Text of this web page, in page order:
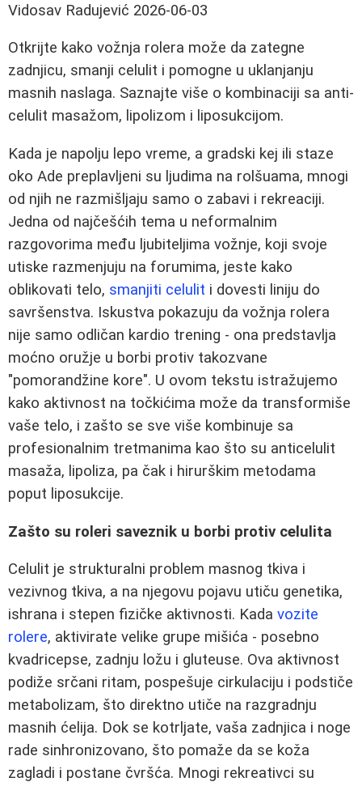
Vidosav Radujević 2026-06-03
Otkrijte kako vožnja rolera može da zategne
zadnjicu, smanji celulit i pomogne u uklanjanju
masnih naslaga. Saznajte više o kombinaciji sa anti-
celulit masažom, lipolizom i liposukcijom.
Kada je napolju lepo vreme, a gradski kej ili staze
oko Ade preplavljeni su ljudima na rolšuama, mnogi
od njih ne razmišljaju samo o zabavi i rekreaciji.
Jedna od najčešćih tema u neformalnim
razgovorima među ljubiteljima vožnje, koji svoje
utiske razmenjuju na forumima, jeste kako
oblikovati telo, smanjiti celulit i dovesti liniju do
savršenstva. Iskustva pokazuju da vožnja rolera
nije samo odličan kardio trening - ona predstavlja
moćno oružje u borbi protiv takozvane
"pomorandžine kore". U ovom tekstu istražujemo
kako aktivnost na točkićima može da transformiše
vaše telo, i zašto se sve više kombinuje sa
profesionalnim tretmanima kao što su anticelulit
masaža, lipoliza, pa čak i hirurškim metodama
poput liposukcije.
Zašto su roleri saveznik u borbi protiv celulita
Celulit je strukturalni problem masnog tkiva i
vezivnog tkiva, a na njegovu pojavu utiču genetika,
ishrana i stepen fizičke aktivnosti. Kada vozite
rolere, aktivirate velike grupe mišića - posebno
kvadricepse, zadnju ložu i gluteuse. Ova aktivnost
podiže srčani ritam, pospešuje cirkulaciju i podstiče
metabolizam, što direktno utiče na razgradnju
masnih ćelija. Dok se kotrljate, vaša zadnjica i noge
rade sinhronizovano, što pomaže da se koža
zagladi i postane čvršća. Mnogi rekreativci su